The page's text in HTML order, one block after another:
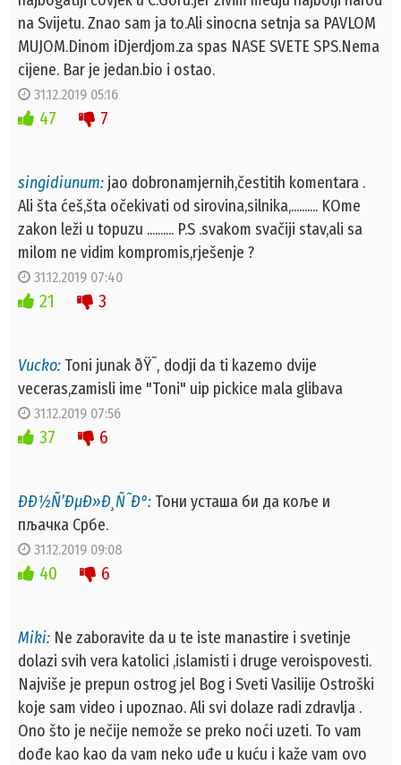
na Svijetu. Znao sam ja to.Ali sinocna setnja sa PAVLOM
MUJOM.Dinom iDjerdjom.za spas NASE SVETE SPS.Nema
cijene. Bar je jedan.bio i ostao.
31.12.2019 05:16
47 7
singidiunum: jao dobronamjernih,čestitih komentara .
Ali šta ćeš,šta očekivati od sirovina,silnika,.......... KOme
zakon leži u topuzu .......... P.S .svakom svačiji stav,ali sa
milom ne vidim kompromis,rješenje ?
31.12.2019 07:40
21 3
Vucko: Toni junak ðŸ˜‚ dodji da ti kazemo dvije
veceras,zamisli ime "Toni" uip pickice mala glibava
31.12.2019 07:56
37 6
ÐÐ½Ñ’ÐµÐ»Ð¸Ñ˜Ð°: Тони усташа би да коље и
пљачка Србе.
31.12.2019 09:08
40 6
Miki: Ne zaboravite da u te iste manastire i svetinje
dolazi svih vera katolici ,islamisti i druge veroispovesti.
Najviše je prepun ostrog jel Bog i Sveti Vasilije Ostroški
koje sam video i upoznao. Ali svi dolaze radi zdravlja .
Ono što je nečije nemože se preko noći uzeti. To vam
dođe kao kao da vam neko uđe u kuću i kaže vam ovo